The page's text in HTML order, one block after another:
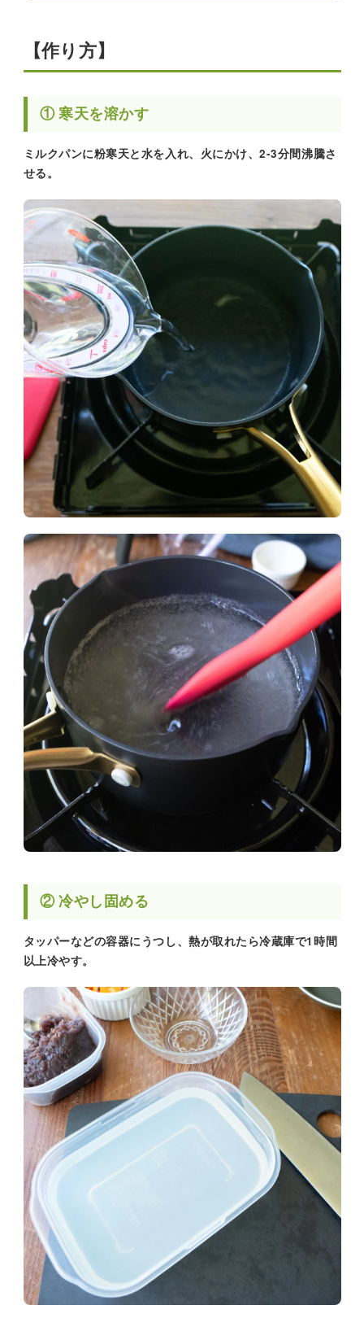
【作り方】
① 寒天を溶かす
ミルクパンに粉寒天と水を入れ、火にかけ、2-3分間沸騰さ
せる。
② 冷やし固める
タッパーなどの容器にうつし、熱が取れたら冷蔵庫で1時間
以上冷やす。